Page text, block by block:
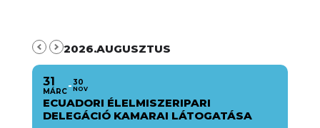
2026.AUGUSZTUS
31
MÁRC
30
NOV
ECUADORI ÉLELMISZERIPARI
DELEGÁCIÓ KAMARAI LÁTOGATÁSA